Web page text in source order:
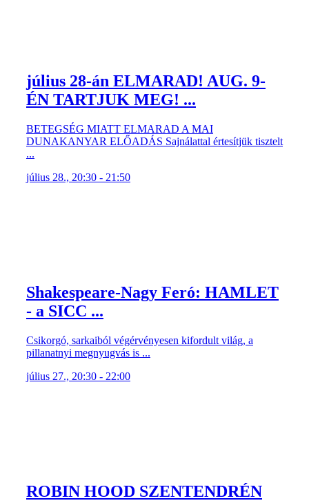
július 28-án ELMARAD! AUG. 9-
ÉN TARTJUK MEG! ...
BETEGSÉG MIATT ELMARAD A MAI
DUNAKANYAR ELŐADÁS Sajnálattal értesítjük tisztelt
...
július 28., 20:30 - 21:50
Shakespeare-Nagy Feró: HAMLET
- a SICC ...
Csikorgó, sarkaiból végérvényesen kifordult világ, a
pillanatnyi megnyugvás is ...
július 27., 20:30 - 22:00
ROBIN HOOD SZENTENDRÉN